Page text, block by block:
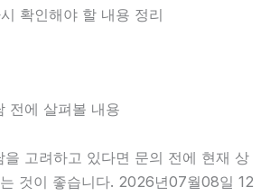
확인해야 할 내용 정리
전에 살펴볼 내용
을 고려하고 있다면 문의 전에 현재 상
것이 좋습니다. 2026년07월08일 12